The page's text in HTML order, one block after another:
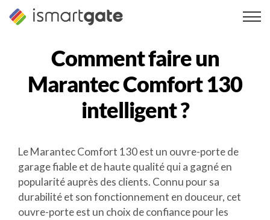
Skip
Comment faire un
Marantec Comfort 130
intelligent ?
Le Marantec Comfort 130 est un ouvre-porte de
garage fiable et de haute qualité qui a gagné en
popularité auprès des clients. Connu pour sa
durabilité et son fonctionnement en douceur, cet
ouvre-porte est un choix de confiance pour les